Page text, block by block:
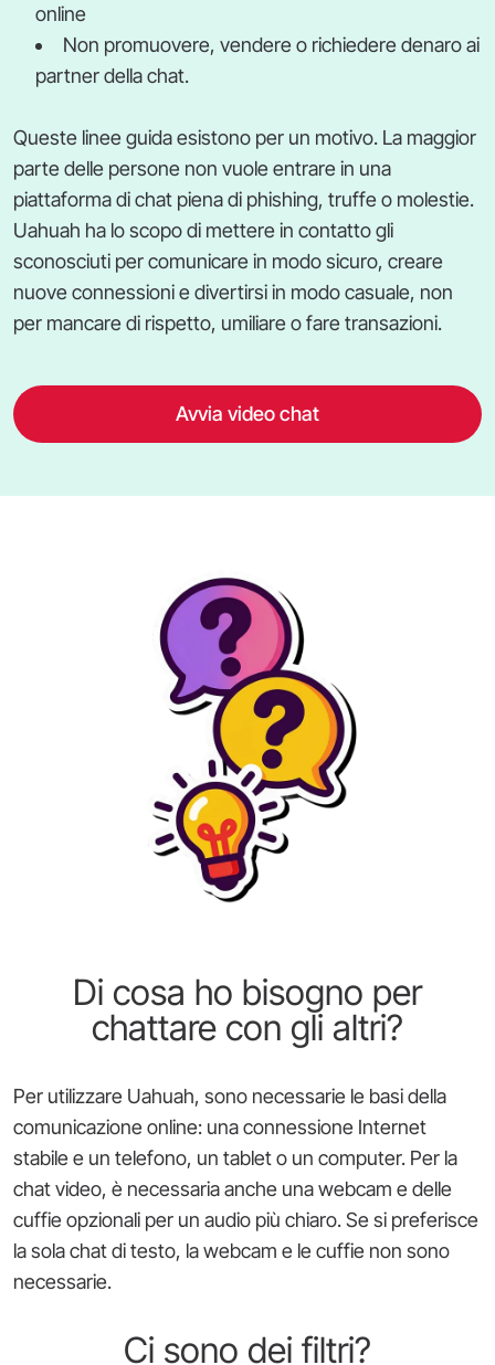
online
Non promuovere, vendere o richiedere denaro ai
partner della chat.
Queste linee guida esistono per un motivo. La maggior
parte delle persone non vuole entrare in una
piattaforma di chat piena di phishing, truffe o molestie.
Uahuah ha lo scopo di mettere in contatto gli
sconosciuti per comunicare in modo sicuro, creare
nuove connessioni e divertirsi in modo casuale, non
per mancare di rispetto, umiliare o fare transazioni.
Avvia video chat
Di cosa ho bisogno per
chattare con gli altri?
Per utilizzare Uahuah, sono necessarie le basi della
comunicazione online: una connessione Internet
stabile e un telefono, un tablet o un computer. Per la
chat video, è necessaria anche una webcam e delle
cuffie opzionali per un audio più chiaro. Se si preferisce
la sola chat di testo, la webcam e le cuffie non sono
necessarie.
Ci sono dei filtri?